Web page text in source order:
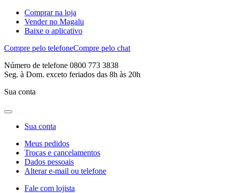
Comprar na loja
Vender no Magalu
Baixe o aplicativo
Compre pelo telefoneCompre pelo chat
Número de telefone 0800 773 3838
Seg. à Dom. exceto feriados das 8h às 20h
Sua conta
Sua conta
Meus pedidos
Trocas e cancelamentos
Dados pessoais
Alterar e-mail ou telefone
Fale com lojista